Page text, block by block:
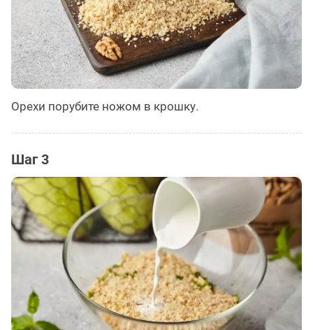
Орехи порубите ножом в крошку.
Шаг 3